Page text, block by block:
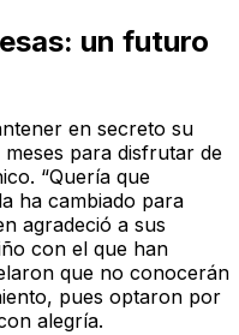
un futuro
en secreto su
para disfrutar de
“Quería que
ha cambiado para
agradeció a sus
con el que han
que no conocerán
pues optaron por
alegría.